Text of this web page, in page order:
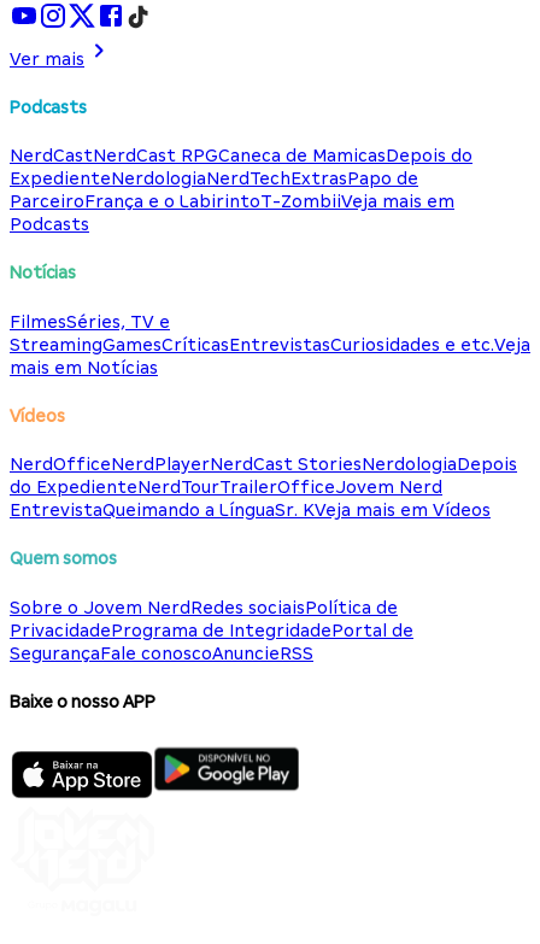
Ver mais
Podcasts
NerdCastNerdCast RPGCaneca de MamicasDepois do
ExpedienteNerdologiaNerdTechExtrasPapo de
ParceiroFrança e o LabirintoT-ZombiiVeja mais em
Podcasts
Notícias
FilmesSéries, TV e
StreamingGamesCríticasEntrevistasCuriosidades e etc.Veja
mais em Notícias
Vídeos
NerdOfficeNerdPlayerNerdCast StoriesNerdologiaDepois
do ExpedienteNerdTourTrailerOfficeJovem Nerd
EntrevistaQueimando a LínguaSr. KVeja mais em Vídeos
Quem somos
Sobre o Jovem NerdRedes sociaisPolítica de
PrivacidadePrograma de IntegridadePortal de
SegurançaFale conoscoAnuncieRSS
Baixe o nosso APP